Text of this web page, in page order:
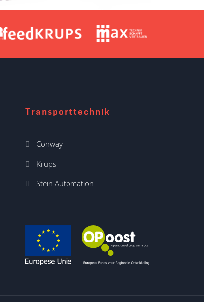
Transporttechnik
Conway
Krups
Stein Automation